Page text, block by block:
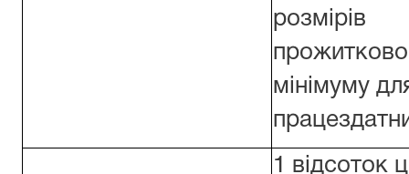
розмірів
мінімуму
1 відсоток